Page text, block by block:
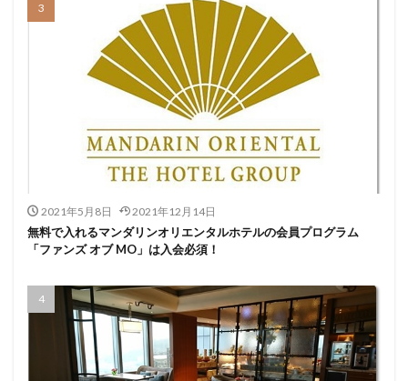
2021年5月8日 2021年12月14日
無料で入れるマンダリンオリエンタルホテルの会員プログラム
「ファンズ オブ MO」は入会必須！